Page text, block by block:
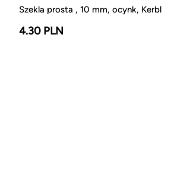
Szekla prosta , 10 mm, ocynk, Kerbl
4.30 PLN